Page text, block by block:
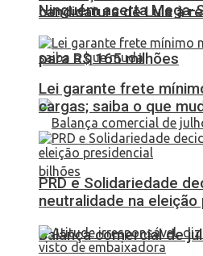
Ninguém acerta Mega-
para R$ 165 milhões
Balança comercial de
candidatura de Lula à
Lei garante frete
cargas; saiba o que
PRD e Solidariedade
neutralidade na